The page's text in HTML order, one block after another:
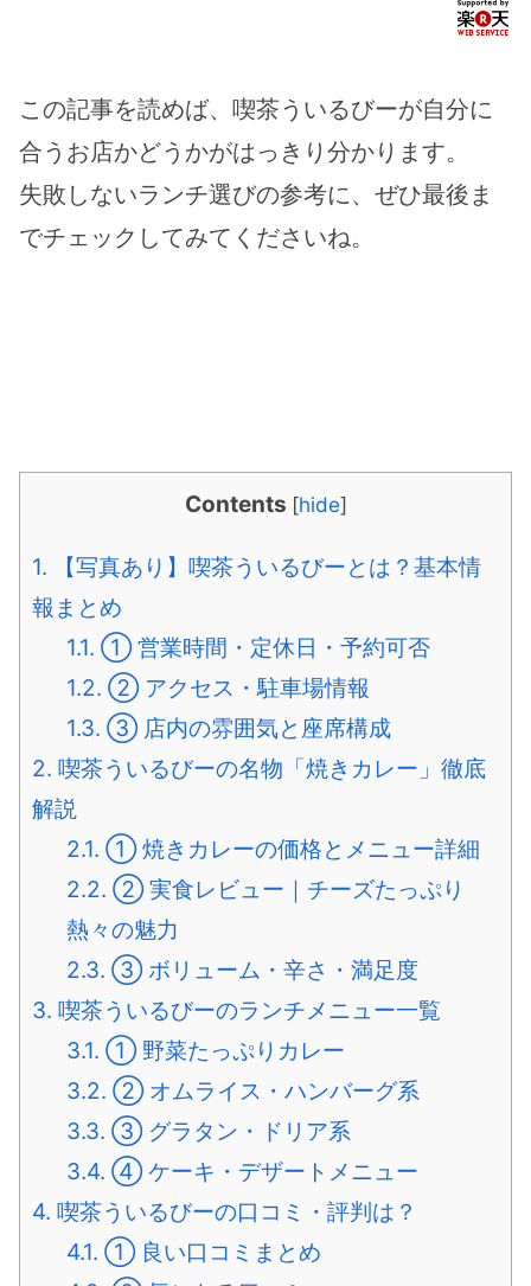
この記事を読めば、喫茶ういるびーが自分に
合うお店かどうかがはっきり分かります。
失敗しないランチ選びの参考に、ぜひ最後ま
でチェックしてみてくださいね。
Contents [hide]
1. 【写真あり】喫茶ういるびーとは？基本情
報まとめ
1.1. ① 営業時間・定休日・予約可否
1.2. ② アクセス・駐車場情報
1.3. ③ 店内の雰囲気と座席構成
2. 喫茶ういるびーの名物「焼きカレー」徹底
解説
2.1. ① 焼きカレーの価格とメニュー詳細
2.2. ② 実食レビュー｜チーズたっぷり
熱々の魅力
2.3. ③ ボリューム・辛さ・満足度
3. 喫茶ういるびーのランチメニュー一覧
3.1. ① 野菜たっぷりカレー
3.2. ② オムライス・ハンバーグ系
3.3. ③ グラタン・ドリア系
3.4. ④ ケーキ・デザートメニュー
4. 喫茶ういるびーの口コミ・評判は？
4.1. ① 良い口コミまとめ